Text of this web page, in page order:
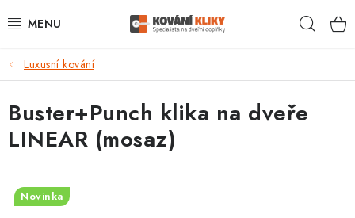
na
VÝPRODEJ - TOP AKCE
BLOG
UŽITEČNÉ RADY
VRÁCENÍ ZBOŽÍ
Luxusní kování
Buster+Punch klika na dveře
LINEAR (mosaz)
Novinka